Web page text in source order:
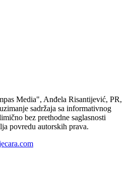
Media", Anđela Risantijević, PR,
sadržaja sa informativnog
bez prethodne saglasnosti
povredu autorskih prava.